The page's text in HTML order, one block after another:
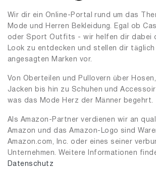
Wir dir ein Online-Portal rund um das
Mode und Herren Bekleidung. Egal ob
oder Sport Outfits - wir helfen dir dabei
Look zu entdecken und stellen dir
angesagten Marken vor.
Von Oberteilen und Pullovern über
Jacken bis hin zu Schuhen und
was das Mode Herz der Männer begehrt.
Als Amazon-Partner verdienen wir an
Amazon und das Amazon-Logo sind
Amazon.com, Inc. oder eines seiner
Unternehmen. Weitere Informationen
Datenschutz